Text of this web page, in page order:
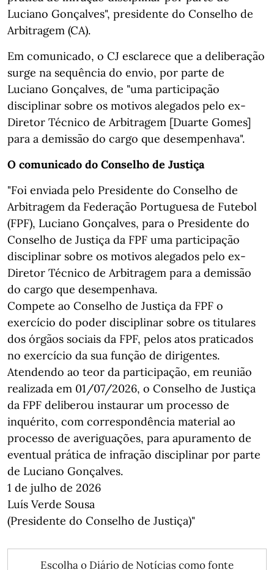
Luciano Gonçalves", presidente do Conselho de
Arbitragem (CA).
Em comunicado, o CJ esclarece que a deliberação
surge na sequência do envio, por parte de
Luciano Gonçalves, de "uma participação
disciplinar sobre os motivos alegados pelo ex-
Diretor Técnico de Arbitragem [Duarte Gomes]
para a demissão do cargo que desempenhava".
O comunicado do Conselho de Justiça
"Foi enviada pelo Presidente do Conselho de
Arbitragem da Federação Portuguesa de Futebol
(FPF), Luciano Gonçalves, para o Presidente do
Conselho de Justiça da FPF uma participação
disciplinar sobre os motivos alegados pelo ex-
Diretor Técnico de Arbitragem para a demissão
do cargo que desempenhava.
Compete ao Conselho de Justiça da FPF o
exercício do poder disciplinar sobre os titulares
dos órgãos sociais da FPF, pelos atos praticados
no exercício da sua função de dirigentes.
Atendendo ao teor da participação, em reunião
realizada em 01/07/2026, o Conselho de Justiça
da FPF deliberou instaurar um processo de
inquérito, com correspondência material ao
processo de averiguações, para apuramento de
eventual prática de infração disciplinar por parte
de Luciano Gonçalves.
1 de julho de 2026
Luís Verde Sousa
(Presidente do Conselho de Justiça)"
Escolha o Diário de Notícias como fonte